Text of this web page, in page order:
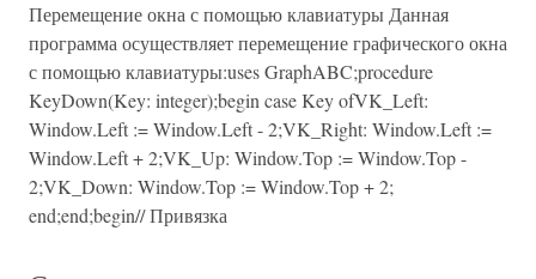
Перемещение окна с помощью клавиатуры Данная
программа осуществляет перемещение графического окна
с помощью клавиатуры:uses GraphABC;procedure
KeyDown(Key: integer);begin case Key ofVK_Left:
Window.Left := Window.Left - 2;VK_Right: Window.Left :=
Window.Left + 2;VK_Up: Window.Top := Window.Top -
2;VK_Down: Window.Top := Window.Top + 2;
end;end;begin// Привязка